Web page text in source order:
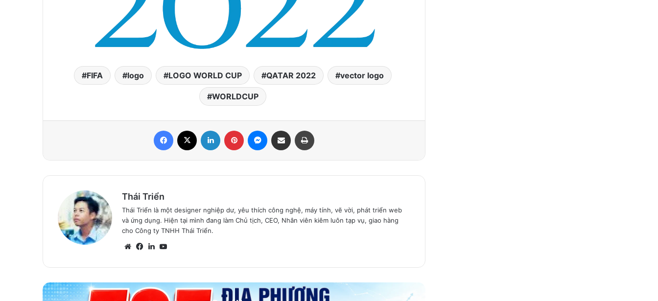
FIFA logo LOGO WORLD CUP QATAR 2022 vector logo
WORLDCUP
Facebook LinkedIn Pinterest Messenger
Share via Email
Thái Triển
Thái Triển là một designer nghiệp dư, yêu thích công nghệ, máy tính, vẽ vời, phát triển web
và ứng dụng. Hiện tại mình đang làm Chủ tịch, CEO, Nhân viên kiêm luôn tạp vụ, giao hàng
cho Công ty TNHH Thái Triển.
WebsiteFacebook
LinkedIn